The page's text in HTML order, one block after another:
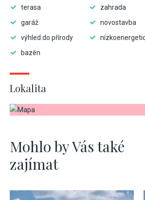
terasa
zahrada
garáž
novostavba
výhled do přírody
bazén
Lokalita
Mohlo by Vás také
zajímat